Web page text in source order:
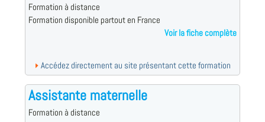
Formation à distance
Formation disponible partout en France
Voir la fiche complète
Accédez directement au site présentant cette formation
Assistante maternelle
Formation à distance